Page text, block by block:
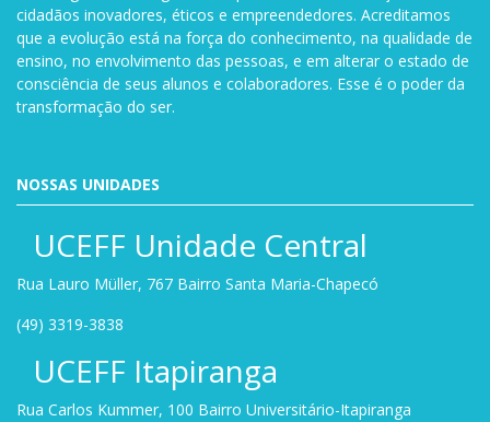
cidadãos inovadores, éticos e empreendedores. Acreditamos
que a evolução está na força do conhecimento, na qualidade de
ensino, no envolvimento das pessoas, e em alterar o estado de
consciência de seus alunos e colaboradores. Esse é o poder da
transformação do ser.
NOSSAS UNIDADES
UCEFF Unidade Central
Rua Lauro Müller, 767 Bairro Santa Maria-Chapecó
(49) 3319-3838
UCEFF Itapiranga
Rua Carlos Kummer, 100 Bairro Universitário-Itapiranga